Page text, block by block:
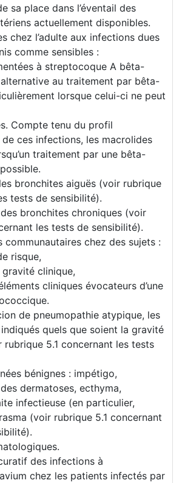
sa place dans l’éventail des
actuellement disponibles.
chez l’adulte aux infections dues
comme sensibles :
à streptocoque A bêta-
au traitement par bêta-
lorsque celui-ci ne peut
Compte tenu du profil
ces infections, les macrolides
traitement par une bêta-
bronchites aiguës (voir rubrique
tests de sensibilité).
bronchites chroniques (voir
les tests de sensibilité).
communautaires chez des sujets :
risque,
clinique,
cliniques évocateurs d’une
de pneumopathie atypique, les
quels que soient la gravité
5.1 concernant les tests
bénignes : impétigo,
dermatoses, ecthyma,
infectieuse (en particulier,
(voir rubrique 5.1 concernant
des infections à
chez les patients infectés par